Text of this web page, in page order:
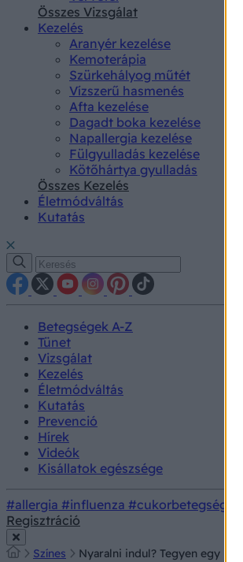
Összes Vizsgálat
Kezelés
Aranyér kezelése
Kemoterápia
Szürkehályog műtét
Vízszerű hasmenés
Afta kezelése
Dagadt boka kezelése
Napallergia kezelése
Fülgyulladás kezelése
Kötőhártya gyulladás
Összes Kezelés
Életmódváltás
Kutatás
Betegségek A-Z
Tünet
Vizsgálat
Kezelés
Életmódváltás
Kutatás
Prevenció
Hírek
Videók
Kisállatok egészsége
#allergia #influenza #cukorbetegség
Regisztráció
Színes Nyaralni indul? Tegyen egy